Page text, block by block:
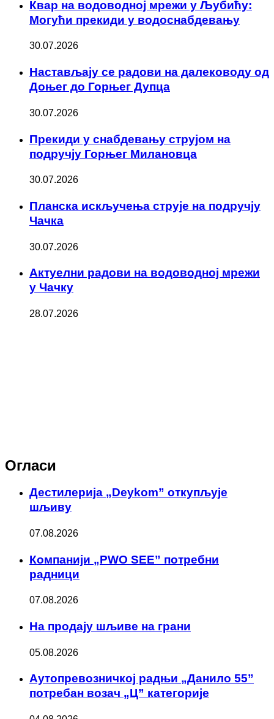
Квар на водоводној мрежи у Љубићу:
Могући прекиди у водоснабдевању
30.07.2026
Настављају се радови на далеководу од
Доњег до Горњег Дупца
30.07.2026
Прекиди у снабдевању струјом на
подручју Горњег Милановца
30.07.2026
Планска искључења струје на подручју
Чачка
30.07.2026
Актуелни радови на водоводној мрежи
у Чачку
28.07.2026
Огласи
Дестилерија „Deykom” откупљује
шљиву
07.08.2026
Компанији „PWO SEE” потребни
радници
07.08.2026
На продају шљиве на грани
05.08.2026
Аутопревозничкој радњи „Данило 55”
потребан возач „Ц” категорије